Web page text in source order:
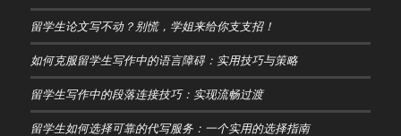
留学生论文写不动？别慌，学姐来给你支支招！
如何克服留学生写作中的语言障碍：实用技巧与策略
留学生写作中的段落连接技巧：实现流畅过渡
留学生如何选择可靠的代写服务：一个实用的选择指南